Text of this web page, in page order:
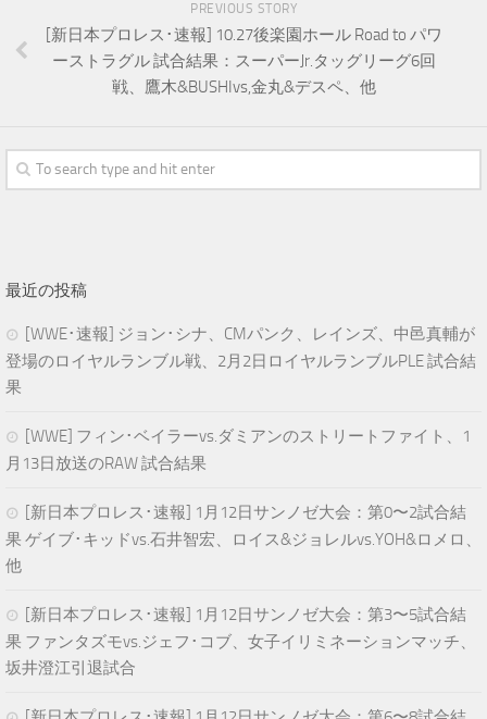
PREVIOUS STORY
[新日本プロレス･速報] 10.27後楽園ホール Road to パワ
ーストラグル 試合結果：スーパーJr.タッグリーグ6回
戦、鷹木&BUSHIvs,金丸&デスペ、他
最近の投稿
[WWE･速報] ジョン･シナ、CMパンク、レインズ、中邑真輔が
登場のロイヤルランブル戦、2月2日ロイヤルランブルPLE 試合結
果
[WWE] フィン･ベイラーvs.ダミアンのストリートファイト、1
月13日放送のRAW 試合結果
[新日本プロレス･速報] 1月12日サンノゼ大会：第0〜2試合結
果 ゲイブ･キッドvs.石井智宏、ロイス&ジョレルvs.YOH&ロメロ、
他
[新日本プロレス･速報] 1月12日サンノゼ大会：第3〜5試合結
果 ファンタズモvs.ジェフ･コブ、女子イリミネーションマッチ、
坂井澄江引退試合